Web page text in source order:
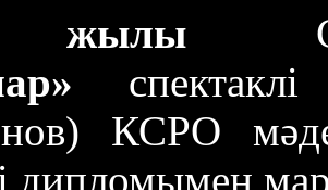
жылы
КСРО
дипломымен